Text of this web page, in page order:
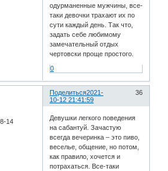
одурманенные мужчины, все-
таки девочки трахают их по
сути каждый день. Так что,
задать себе любимому
замечательный отдых
чертовски проще простого.
0
Поделиться 36
2021-
10-12 21:41:59
14
Девушки легкого поведения
на сабантуй. Зачастую
всегда вечеринка – это пиво,
веселье, общение, но потом,
как правило, хочется и
потрахаться. Все-таки